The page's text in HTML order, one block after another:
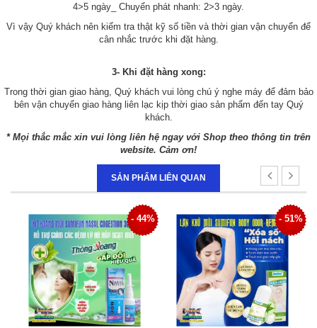
4>5 ngày_ Chuyển phát nhanh: 2>3 ngày.
Vì vậy Quý khách nên kiểm tra thật kỹ số tiền và thời gian vận chuyển để
cân nhắc trước khi đặt hàng.
3- Khi đặt hàng xong:
Trong thời gian giao hàng, Quý khách vui lòng chú ý nghe máy để đảm bảo
bên vận chuyển giao hàng liên lạc kịp thời giao sản phẩm đến tay Quý
khách.
* Mọi thắc mắc xin vui lòng liên hệ ngay với Shop theo thông tin trên
website. Cảm ơn!
SẢN PHẨM LIÊN QUAN
- 51% - 34%